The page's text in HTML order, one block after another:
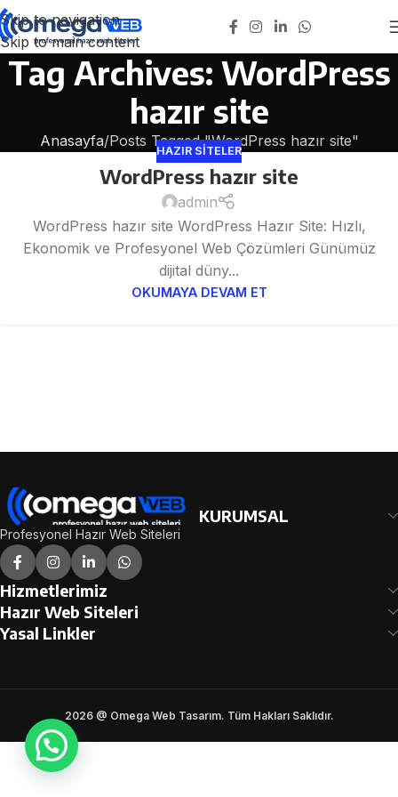
Skip to navigation
Skip to main content
Tag Archives: WordPress
hazır site
Anasayfa Posts Tagged "WordPress hazır site"
HAZIR SITELER
WordPress hazır site
admin
WordPress hazır site WordPress Hazır Site: Hızlı,
Ekonomik ve Profesyonel Web Çözümleri Günümüz
dijital düny...
OKUMAYA DEVAM ET
Profesyonel Hazır Web Siteleri
KURUMSAL
Hizmetlerimiz
Hazır Web Siteleri
Yasal Linkler
2026 @ Omega Web Tasarım. Tüm Hakları Saklıdır.